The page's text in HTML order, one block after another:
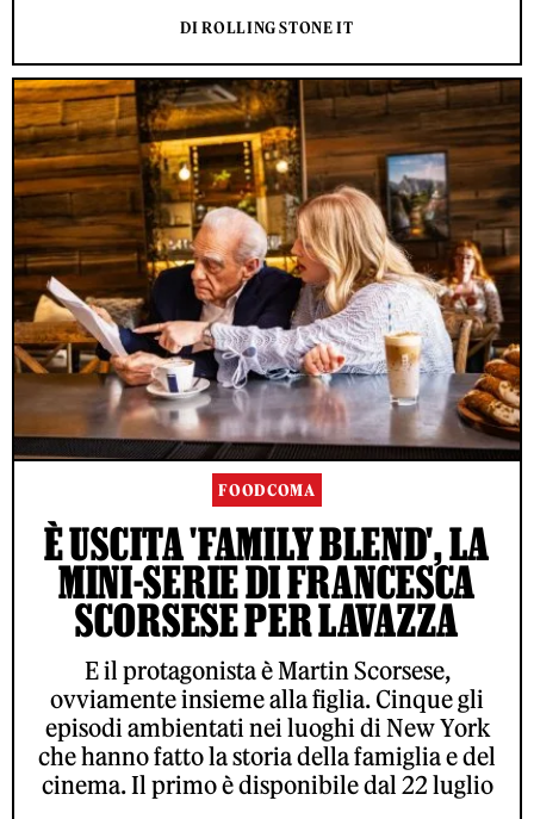
DI ROLLING STONE IT
FOODCOMA
È USCITA 'FAMILY BLEND', LA
MINI-SERIE DI FRANCESCA
SCORSESE PER LAVAZZA
E il protagonista è Martin Scorsese,
ovviamente insieme alla figlia. Cinque gli
episodi ambientati nei luoghi di New York
che hanno fatto la storia della famiglia e del
cinema. Il primo è disponibile dal 22 luglio